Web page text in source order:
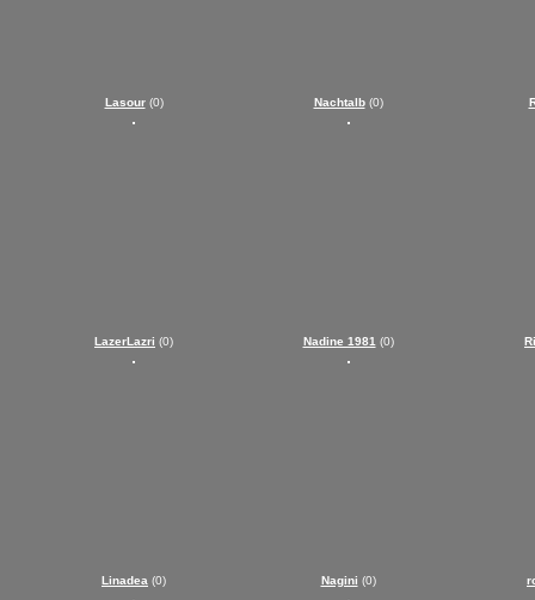
Lasour(0)
LazerLazri (0)
Linadea (0)
Nachtalb(0)
Nadine 1981 (0)
Nagini (0)